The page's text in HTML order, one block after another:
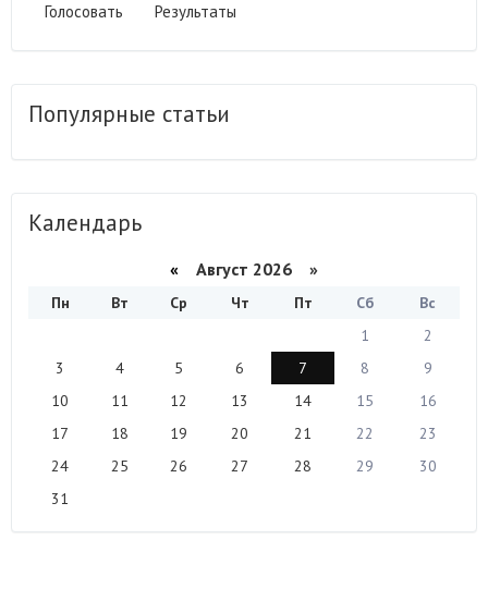
Голосовать Результаты
Популярные статьи
Календарь
« Август 2026 »
Пн Вт Ср Чт Пт Сб
Вс
1
2
3
4 5 6 7 8
9
10
11 12 13 14 15
16
17
18 19 20 21 22
23
24
25 26 27 28 29
30
31